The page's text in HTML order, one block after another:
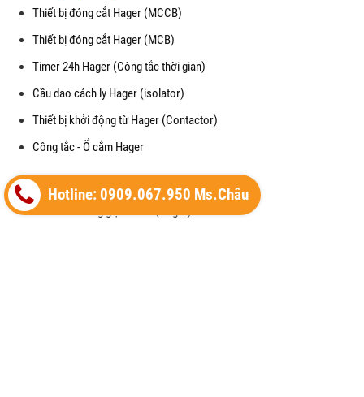
Thiết bị đóng cắt Hager (MCCB)
Thiết bị đóng cắt Hager (MCB)
Timer 24h Hager (Công tắc thời gian)
Cầu dao cách ly Hager (isolator)
Thiết bị khởi động từ Hager (Contactor)
Công tắc - Ổ cắm Hager
Thiết bị điện Hager
Cầu dao chống giật RCCB (Hager)
Hotline: 0909.067.950 Ms.Châu